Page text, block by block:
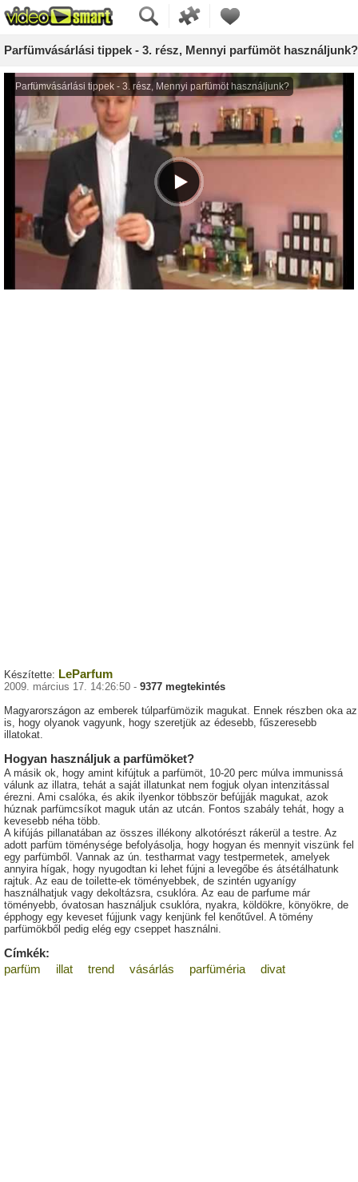
Parfümvásárlási tippek - 3. rész, Mennyi parfümöt használjunk?
Készítette: LeParfum
2009. március 17. 14:26:50 - 9377 megtekintés
Magyarországon az emberek túlparfümözik magukat. Ennek részben oka az
is, hogy olyanok vagyunk, hogy szeretjük az édesebb, fűszeresebb
illatokat.
Hogyan használjuk a parfümöket?
A másik ok, hogy amint kifújtuk a parfümöt, 10-20 perc múlva immunissá
válunk az illatra, tehát a saját illatunkat nem fogjuk olyan intenzitással
érezni. Ami csalóka, és akik ilyenkor többször befújják magukat, azok
húznak parfümcsíkot maguk után az utcán. Fontos szabály tehát, hogy a
kevesebb néha több.
A kifújás pillanatában az összes illékony alkotórészt rákerül a testre. Az
adott parfüm töménysége befolyásolja, hogy hogyan és mennyit viszünk fel
egy parfümből. Vannak az ún. testharmat vagy testpermetek, amelyek
annyira hígak, hogy nyugodtan ki lehet fújni a levegőbe és átsétálhatunk
rajtuk. Az eau de toilette-ek töményebbek, de szintén ugyanígy
használhatjuk vagy dekoltázsra, csuklóra. Az eau de parfume már
töményebb, óvatosan használjuk csuklóra, nyakra, köldökre, könyökre, de
épphogy egy keveset fújjunk vagy kenjünk fel kenőtűvel. A tömény
parfümökből pedig elég egy cseppet használni.
Címkék:
parfüm
illat trend vásárlás parfüméria divat